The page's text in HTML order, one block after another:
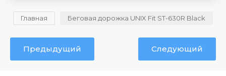
Главная Беговая дорожка UNIX Fit ST-630R Black
Предыдущий Следующий